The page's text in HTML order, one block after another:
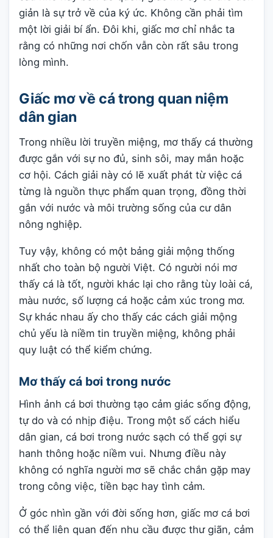
giản là sự trở về của ký ức. Không cần phải tìm
một lời giải bí ẩn. Đôi khi, giấc mơ chỉ nhắc ta
rằng có những nơi chốn vẫn còn rất sâu trong
lòng mình.
Giấc mơ về cá trong quan niệm
dân gian
Trong nhiều lời truyền miệng, mơ thấy cá thường
được gắn với sự no đủ, sinh sôi, may mắn hoặc
cơ hội. Cách giải này có lẽ xuất phát từ việc cá
từng là nguồn thực phẩm quan trọng, đồng thời
gắn với nước và môi trường sống của cư dân
nông nghiệp.
Tuy vậy, không có một bảng giải mộng thống
nhất cho toàn bộ người Việt. Có người nói mơ
thấy cá là tốt, người khác lại cho rằng tùy loài cá,
màu nước, số lượng cá hoặc cảm xúc trong mơ.
Sự khác nhau ấy cho thấy các cách giải mộng
chủ yếu là niềm tin truyền miệng, không phải
quy luật có thể kiểm chứng.
Mơ thấy cá bơi trong nước
Hình ảnh cá bơi thường tạo cảm giác sống động,
tự do và có nhịp điệu. Trong một số cách hiểu
dân gian, cá bơi trong nước sạch có thể gợi sự
hanh thông hoặc niềm vui. Nhưng điều này
không có nghĩa người mơ sẽ chắc chắn gặp may
trong công việc, tiền bạc hay tình cảm.
Ở góc nhìn gần với đời sống hơn, giấc mơ cá bơi
có thể liên quan đến nhu cầu được thư giãn, cảm